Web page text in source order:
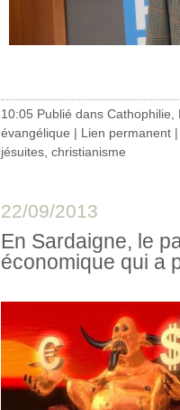
10:05 Publié dans Cathophilie
évangélique | Lien permanent
jésuites christianisme
22/09/2013
En Sardaigne, le
économique qui a